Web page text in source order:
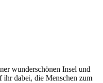
wunderschönen Insel und
dabei, die Menschen zum